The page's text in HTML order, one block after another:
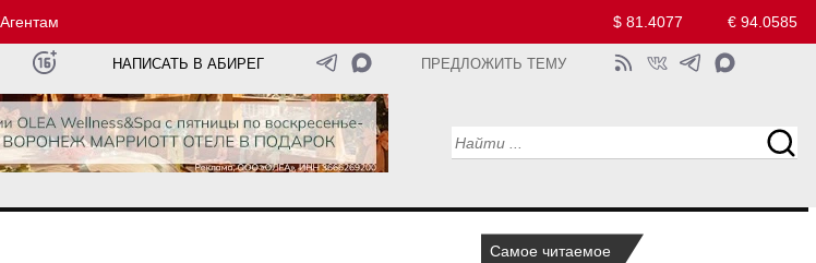
$ 81.4077 € 94.0585
НАПИСАТЬ В АБИРЕГ ПРЕДЛОЖИТЬ ТЕМУ
Самое читаемое